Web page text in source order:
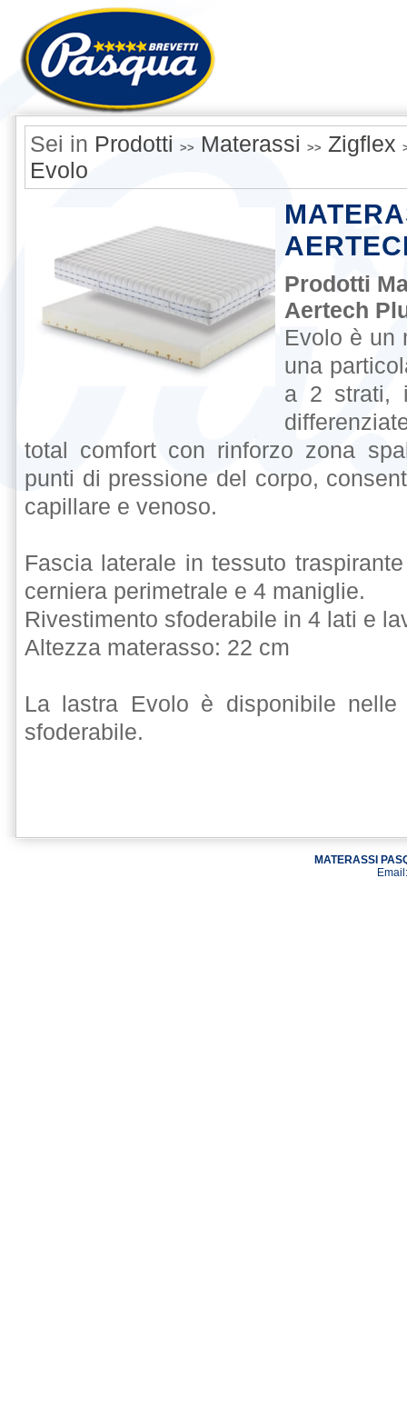
Sei in Prodotti >> Materassi >> Zigflex
Evolo
Prodotti
Aertech
Evolo è un
una
a 2 strati,
total comfort con rinforzo zona
punti di pressione del corpo,
capillare e venoso.
Fascia laterale in tessuto
cerniera perimetrale e 4 maniglie.
Rivestimento sfoderabile in 4 lati e
Altezza materasso: 22 cm
La lastra Evolo è disponibile
sfoderabile.
MATERASSI